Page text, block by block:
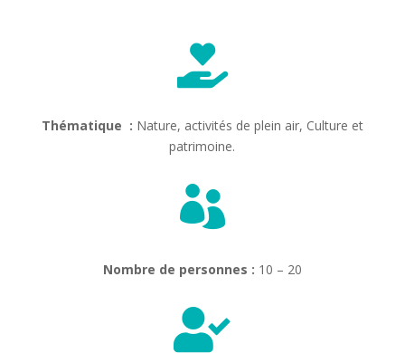

Thématique : Nature, activités de plein air, Culture et
patrimoine.

Nombre de personnes : 10 – 20
